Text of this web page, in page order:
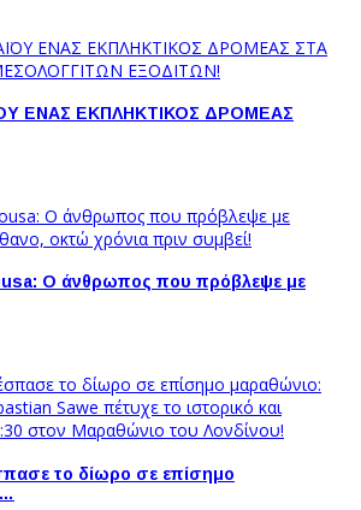
ΕΝΑΣ ΕΚΠΛΗΚΤΙΚΟΣ ΔΡΟΜΕΑΣ
O άνθρωπος που πρόβλεψε με
το δίωρο σε επίσημο